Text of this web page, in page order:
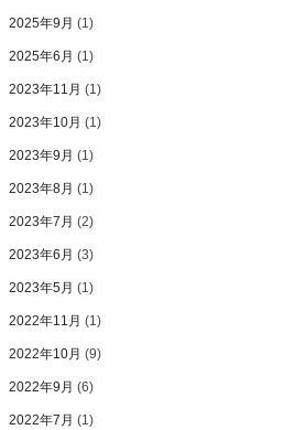
2025年9月 (1)
2025年6月 (1)
2023年11月 (1)
2023年10月 (1)
2023年9月 (1)
2023年8月 (1)
2023年7月 (2)
2023年6月 (3)
2023年5月 (1)
2022年11月 (1)
2022年10月 (9)
2022年9月 (6)
2022年7月 (1)